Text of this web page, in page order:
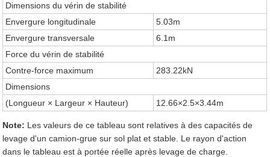
Dimensions du vérin de stabilité
Envergure longitudinale
5.03m
Envergure transversale
6.1m
Force du vérin de stabilité
Contre-force maximum
283.22kN
Dimensions
(Longueur × Largeur × Hauteur)
12.66×2.5×3.44m
Note: Les valeurs de ce tableau sont relatives à des capacités de
levage d'un camion-grue sur sol plat et stable. Le rayon d'action
dans le tableau est à portée réelle après levage de charge.